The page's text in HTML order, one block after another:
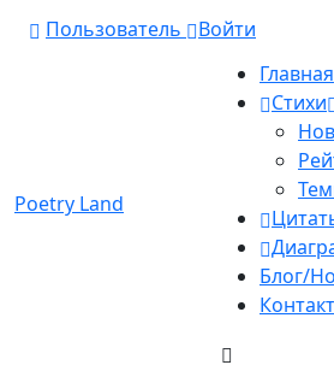
Пользователь Войти
Poetry Land
Главная
Стихи
Блог/
Контакт